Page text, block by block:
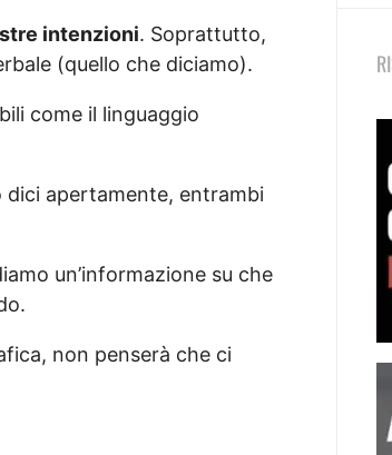
intenzioni. Soprattutto,
(quello che diciamo).
come il linguaggio
apertamente, entrambi
un’informazione su che
non penserà che ci